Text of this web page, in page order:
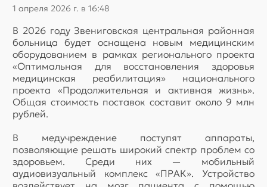
1 апреля 2026 г. в 16:48
В 2026 году Звениговская центральная районная
больница будет оснащена новым медицинским
оборудованием в рамках регионального проекта
«Оптимальная для восстановления здоровья
медицинская реабилитация» национального
проекта «Продолжительная и активная жизнь».
Общая стоимость поставок составит около 9 млн
рублей.
В медучреждение поступят аппараты,
позволяющие решать широкий спектр проблем со
здоровьем. Среди них — мобильный
аудиовизуальный комплекс «ПРАК». Устройство